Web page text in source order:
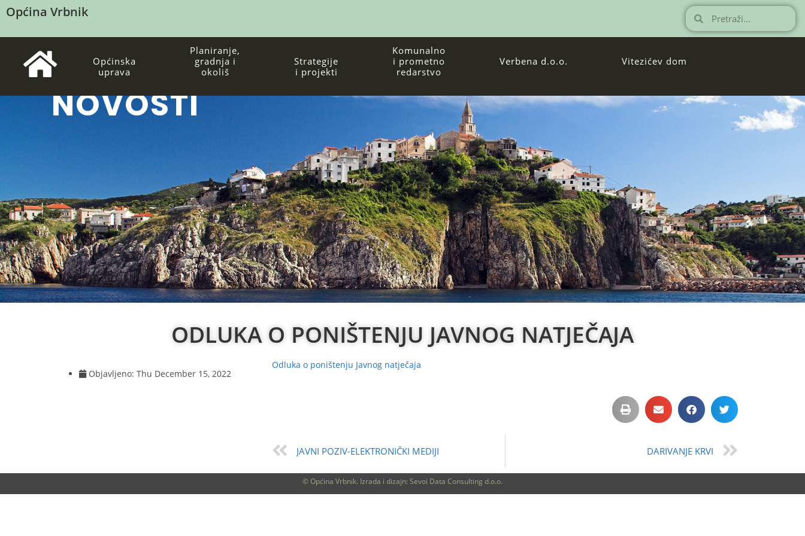
Općina Vrbnik
Općinska
uprava
Planiranje,
gradnja i
okoliš
Strategije
i projekti
Komunalno
i prometno
redarstvo
Verbena d.o.o. Vitezićev dom
NOVOSTI
ODLUKA O PONIŠTENJU JAVNOG NATJEČAJA
Objavljeno: Thu December 15, 2022
Odluka o poništenju Javnog natječaja
JAVNI POZIV-ELEKTRONIČKI MEDIJI DARIVANJE KRVI
© Općina Vrbnik. Izrada i dizajn: Sevoi Data Consulting d.o.o.